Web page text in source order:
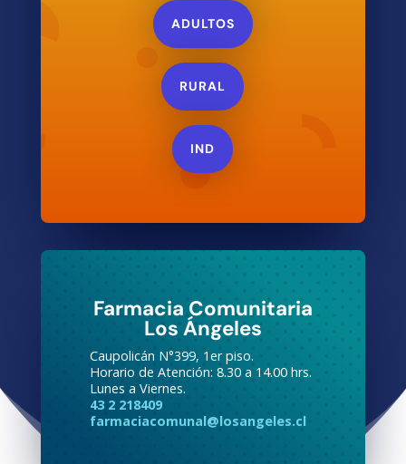
ADULTOS
RURAL
IND
Farmacia Comunitaria
Los Ángeles
Caupolicán N°399, 1er piso.
Horario de Atención: 8.30 a 14.00 hrs.
Lunes a Viernes.
43 2 218409
farmaciacomunal@losangeles.cl